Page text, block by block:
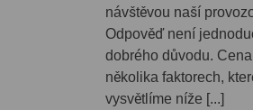
návštěvou naší
Odpověď není
dobrého důvodu.
několika faktorech,
vysvětlíme níže [...]